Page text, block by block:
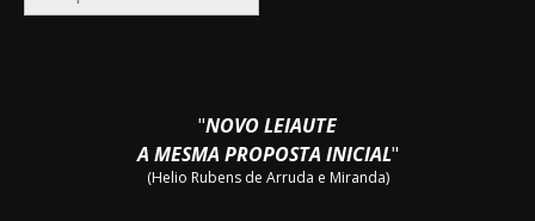
"NOVO LEIAUTE
A MESMA PROPOSTA INICIAL"
(Helio Rubens de Arruda e Miranda)